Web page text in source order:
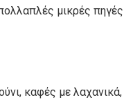
μικρές πηγές
καφές με λαχανικά,